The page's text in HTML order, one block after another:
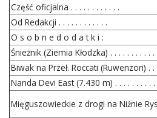
Część oficjalna . . . . . . . . . . . .
Od Redakcji . . . . . . . . . . . .
O s o b n e d o d a t k i :
Śnieżnik (Ziemia Kłodzka) . . . . . . . . . . .
Biwak na Przeł. Roccati (Ruwenzori) . .
Nanda Devi East (7.430 m) . . . . . . . . . .
Mięguszowieckie z drogi na Niżnie